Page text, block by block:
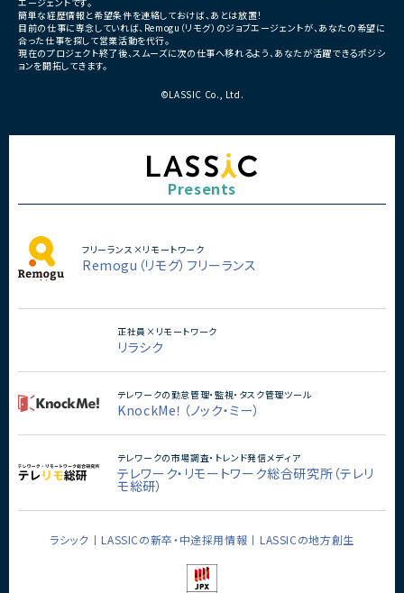
■その他補足
・全体約100名規模の大型プ
簡単な経歴情報と希望条件を連絡しておけば、あとは放置！
目前の仕事に専念していれば、Remogu（リモグ）のジョブエージェントが、あなたの希望に
合った仕事を探して営業活動を代行。
現在のプロジェクト終了後、スムーズに次の仕事へ移れるよう、あなたが活躍できるポジシ
ョンを開拓してきます。
©LASSIC Co., Ltd.
Presents
フリーランス×リモートワーク
Remogu（リモグ）フリーランス
正社員×リモートワーク
リラシク
テレワークの勤怠管理・監視・タスク管理ツール
KnockMe！（ノック・ミー）
テレワークの市場調査・トレンド発信メディア
テレワーク・リモートワーク総合研究所（テレリ
モ総研）
ラシック LASSICの新卒・中途採用情報 LASSICの地方創生